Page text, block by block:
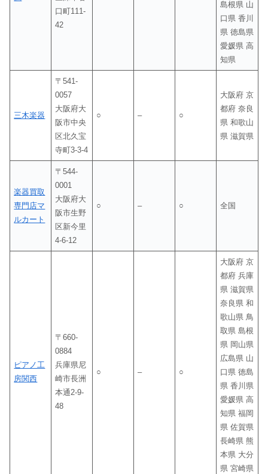
口町111-
42
島根県 山
口県 香川
県 徳島県
愛媛県 高
知県
三木楽器
〒541-
0057
大阪府大
阪市中央
区北久宝
寺町3-3-4
○ – ○
大阪府 京
都府 奈良
県 和歌山
県 滋賀県
楽器買取
専門店マ
ルカート
〒544-
0001
大阪府大
阪市生野
区新今里
4-6-12
○ – ○ 全国
ピアノ工
房関西
〒660-
0884
兵庫県尼
崎市長洲
本通2-9-
48
○ – ○
大阪府 京
都府 兵庫
県 滋賀県
奈良県 和
歌山県 鳥
取県 島根
県 岡山県
広島県 山
口県 徳島
県 香川県
愛媛県 高
知県 福岡
県 佐賀県
長崎県 熊
本県 大分
県 宮崎県